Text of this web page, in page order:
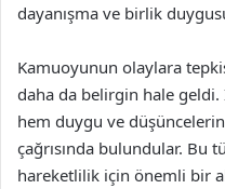
dayanışma ve birlik
Kamuoyunun olaylara
daha da belirgin hale geldi.
hem duygu ve
çağrısında bulundular. Bu
hareketlilik için önemli bir